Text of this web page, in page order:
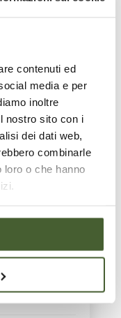
contenuti ed
media e per
inoltre
nostro sito con i
dei dati web,
combinarle
o che hanno
ed il cane
con cura